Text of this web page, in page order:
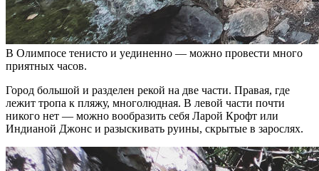
В Олимпосе тенисто и уединенно — можно провести много
приятных часов.
Город большой и разделен рекой на две части. Правая, где
лежит тропа к пляжу, многолюдная. В левой части почти
никого нет — можно вообразить себя Ларой Крофт или
Индианой Джонс и разыскивать руины, скрытые в зарослях.